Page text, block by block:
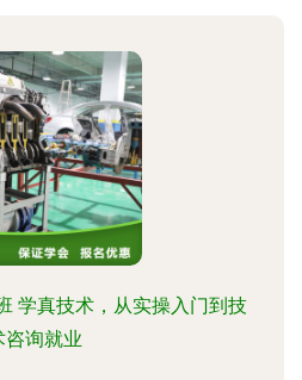
学真技术，从实操入门到技
咨询就业